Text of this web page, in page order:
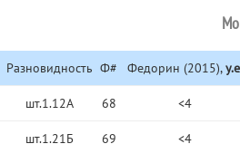
Разновидность Ф# Федорин (2015),
шт.1.12А 68 <4
шт.1.21Б 69 <4